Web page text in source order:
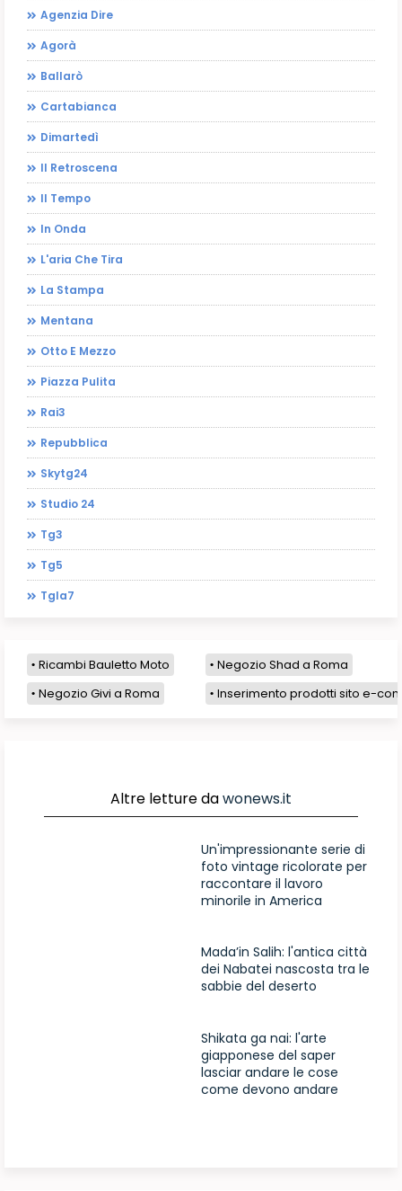
Agenzia Dire
Agorà
Ballarò
Cartabianca
Dimartedì
Il Retroscena
Il Tempo
In Onda
L'aria Che Tira
La Stampa
Mentana
Otto E Mezzo
Piazza Pulita
Rai3
Repubblica
Skytg24
Studio 24
Tg3
Tg5
Tgla7
Ricambi Bauletto Moto
Negozio Shad a Roma
Negozio Givi a Roma
Inserimento prodotti sito e-
Altre letture dawonews.it
Un'impressionante serie di
foto vintage ricolorate per
raccontare il lavoro
minorile in America
Mada’in Salih: l'antica città
dei Nabatei nascosta tra le
sabbie del deserto
Shikata ga nai: l'arte
giapponese del saper
lasciar andare le cose
come devono andare